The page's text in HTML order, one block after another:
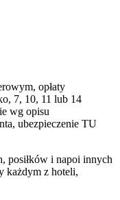
opłaty
7, 10, 11 lub 14
wg opisu
ubezpieczenie TU
posiłków i napoi innych
każdym z hoteli,